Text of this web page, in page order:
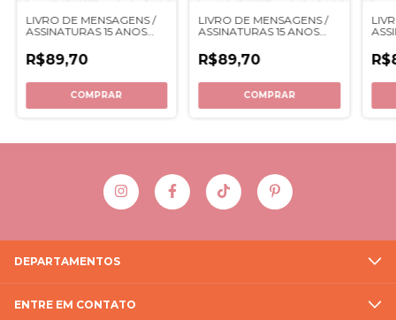
LIVRO DE MENSAGENS /
ASSINATURAS 15 ANOS
R$89,70
COMPRAR
LIVRO DE MENSAGENS /
ASSINATURAS 15 ANOS
R$89,70
COMPRAR
DEPARTAMENTOS
ENTRE EM CONTATO